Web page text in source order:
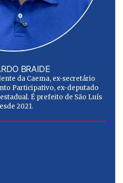
BRAIDE
da Caema, ex-secretário
Participativo, ex-deputado
É prefeito de São Luís
2021.